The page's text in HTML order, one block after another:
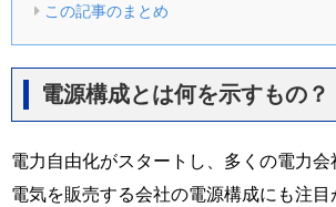
この記事のまとめ
電源構成とは何を示すもの？
電力自由化がスタートし、多くの電力
電気を販売する会社の電源構成にも注目